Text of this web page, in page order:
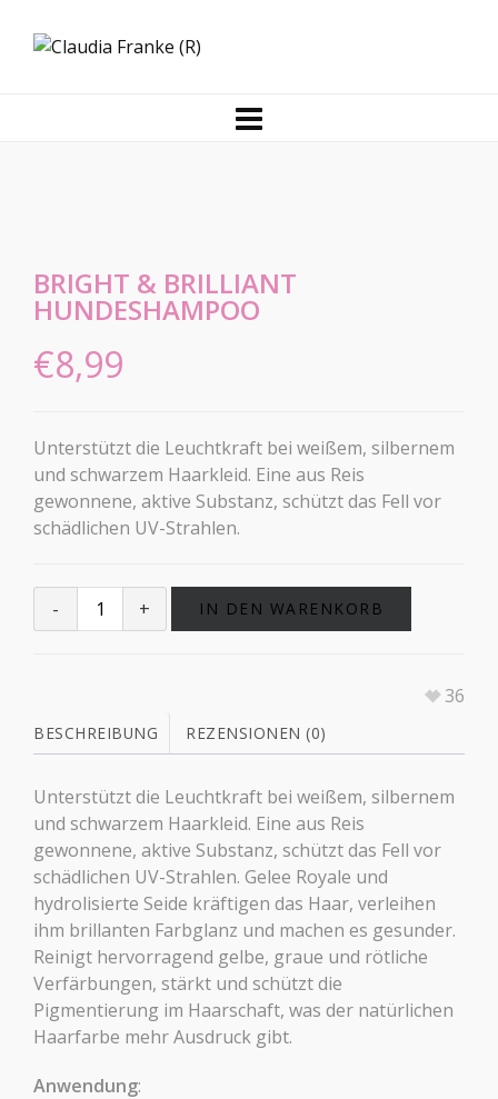
BRIGHT & BRILLIANT
HUNDESHAMPOO
€8,99
Unterstützt die Leuchtkraft bei weißem, silbernem
und schwarzem Haarkleid. Eine aus Reis
gewonnene, aktive Substanz, schützt das Fell vor
schädlichen UV-Strahlen.
IN DEN WARENKORB
36
BESCHREIBUNG REZENSIONEN (0)
Unterstützt die Leuchtkraft bei weißem, silbernem
und schwarzem Haarkleid. Eine aus Reis
gewonnene, aktive Substanz, schützt das Fell vor
schädlichen UV-Strahlen. Gelee Royale und
hydrolisierte Seide kräftigen das Haar, verleihen
ihm brillanten Farbglanz und machen es gesunder.
Reinigt hervorragend gelbe, graue und rötliche
Verfärbungen, stärkt und schützt die
Pigmentierung im Haarschaft, was der natürlichen
Haarfarbe mehr Ausdruck gibt.
Anwendung: